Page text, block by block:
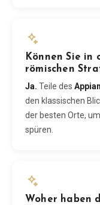
Können Sie in
römischen
Ja. Teile des
den klassischen
der besten Orte,
spüren.
Woher haben